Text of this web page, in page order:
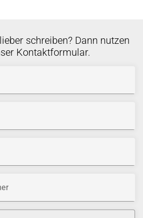
schreiben? Dann nutzen
Kontaktformular.